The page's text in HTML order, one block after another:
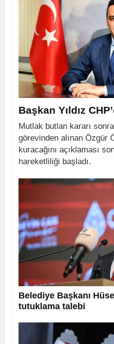
Başkan Yıldız
Mutlak butlan kararı
görevinden alınan Özgür
kuracağını açıklaması
hareketliliği başladı.
Belediye Başkanı
tutuklama talebi